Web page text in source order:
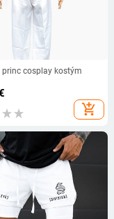
cosplay kostým
add_shopping_cart